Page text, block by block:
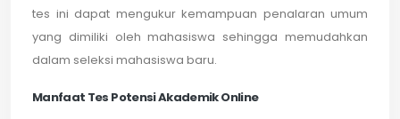
tes ini dapat mengukur kemampuan penalaran umum
yang dimiliki oleh mahasiswa sehingga memudahkan
dalam seleksi mahasiswa baru.
Manfaat Tes Potensi Akademik Online